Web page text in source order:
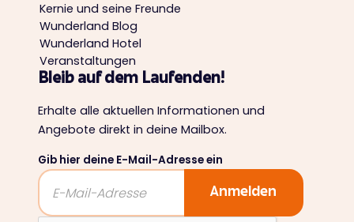
Kernie und seine Freunde
Wunderland Blog
Wunderland Hotel
Veranstaltungen
Bleib auf dem Laufenden!
Erhalte alle aktuellen Informationen und
Angebote direkt in deine Mailbox.
Gib hier deine E-Mail-Adresse ein